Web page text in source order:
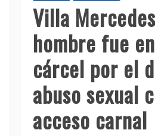
Villa
hombre fue
cárcel por el
abuso sexual
acceso carnal